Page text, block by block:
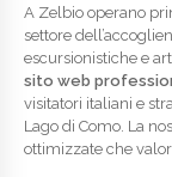
A Zelbio operano
settore
escursionistiche e
sito web
visitatori italiani e
Lago di Como. La
ottimizzate che